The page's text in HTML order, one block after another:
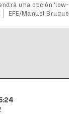
una opción 'low-
EFE/Manuel Bruque